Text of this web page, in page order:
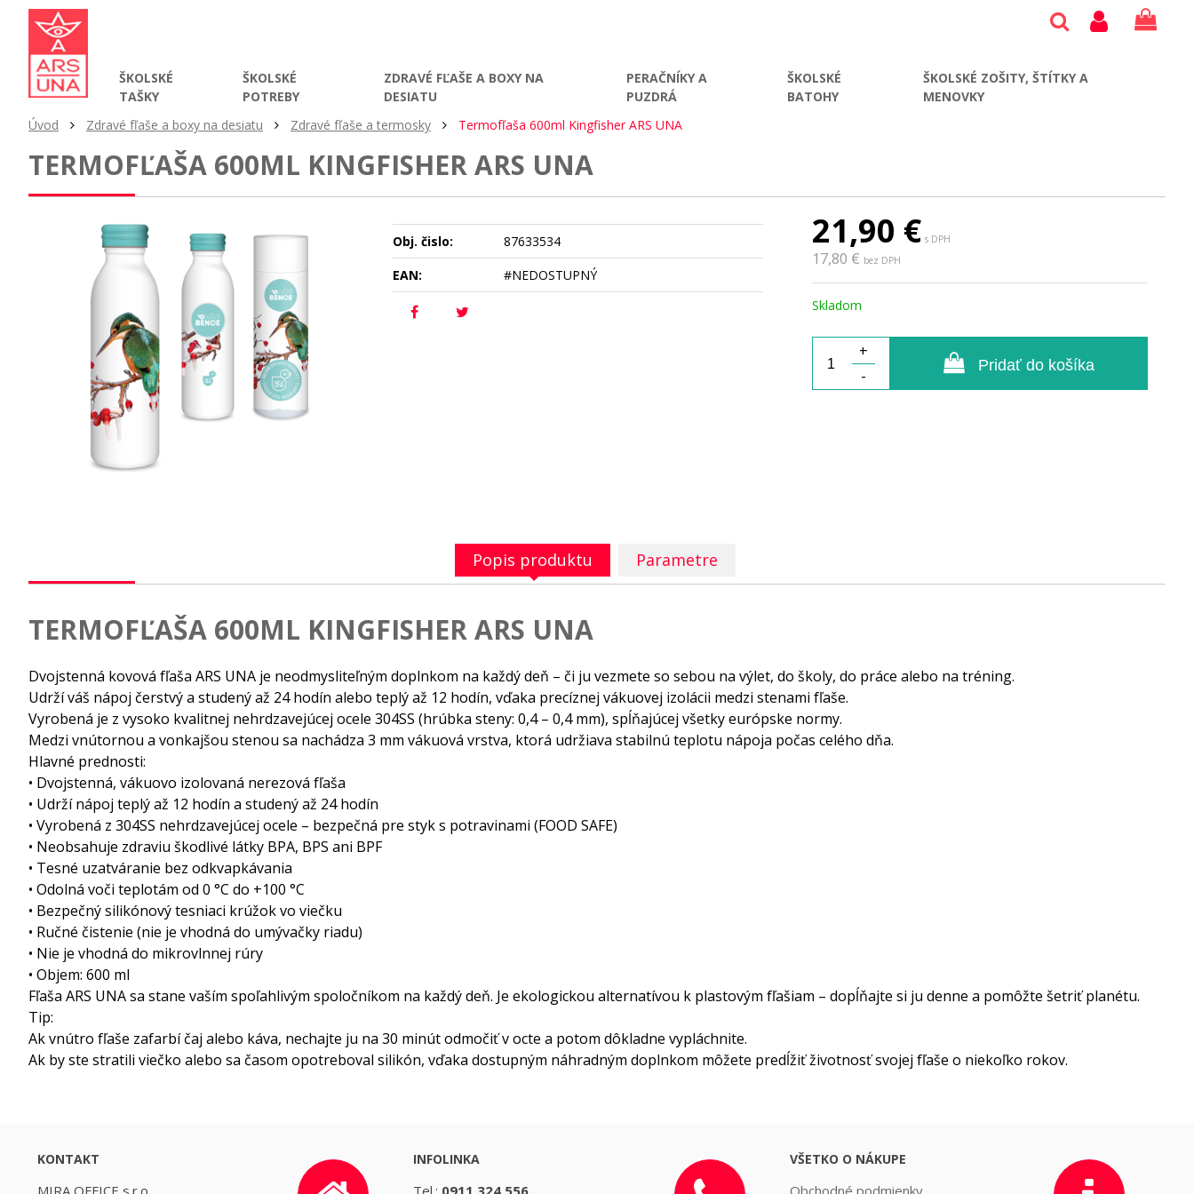
ŠKOLSKÉ
TAŠKY
ŠKOLSKÉ
POTREBY
ZDRAVÉ FĽAŠE A BOXY NA
DESIATU
PERAČNÍKY A
PUZDRÁ
ŠKOLSKÉ
BATOHY
ŠKOLSKÉ ZOŠITY, ŠTÍTKY A
MENOVKY
Úvod
Zdravé fľaše a boxy na desiatu Zdravé fľaše a termosky Termofľaša 600ml Kingfisher ARS UNA
TERMOFĽAŠA 600ML KINGFISHER ARS UNA
21,90 € s DPH
17,80 € bez DPH
Skladom
+
-
Pridať do košíka
Obj. čislo:
87633534
EAN:
#NEDOSTUPNÝ
Popis produktu Parametre
TERMOFĽAŠA 600ML KINGFISHER ARS UNA
Dvojstenná kovová fľaša ARS UNA je neodmysliteľným doplnkom na každý deň – či ju vezmete so sebou na výlet, do školy, do práce alebo na tréning.
Udrží váš nápoj čerstvý a studený až 24 hodín alebo teplý až 12 hodín, vďaka precíznej vákuovej izolácii medzi stenami fľaše.
Vyrobená je z vysoko kvalitnej nehrdzavejúcej ocele 304SS (hrúbka steny: 0,4 – 0,4 mm), spĺňajúcej všetky európske normy.
Medzi vnútornou a vonkajšou stenou sa nachádza 3 mm vákuová vrstva, ktorá udržiava stabilnú teplotu nápoja počas celého dňa.
Hlavné prednosti:
• Dvojstenná, vákuovo izolovaná nerezová fľaša
• Udrží nápoj teplý až 12 hodín a studený až 24 hodín
• Vyrobená z 304SS nehrdzavejúcej ocele – bezpečná pre styk s potravinami (FOOD SAFE)
• Neobsahuje zdraviu škodlivé látky BPA, BPS ani BPF
• Tesné uzatváranie bez odkvapkávania
• Odolná voči teplotám od 0 °C do +100 °C
• Bezpečný silikónový tesniaci krúžok vo viečku
• Ručné čistenie (nie je vhodná do umývačky riadu)
• Nie je vhodná do mikrovlnnej rúry
• Objem: 600 ml
Fľaša ARS UNA sa stane vaším spoľahlivým spoločníkom na každý deň. Je ekologickou alternatívou k plastovým fľašiam – dopĺňajte si ju denne a pomôžte šetriť planétu.
Tip:
Ak vnútro fľaše zafarbí čaj alebo káva, nechajte ju na 30 minút odmočiť v octe a potom dôkladne vypláchnite.
Ak by ste stratili viečko alebo sa časom opotreboval silikón, vďaka dostupným náhradným doplnkom môžete predĺžiť životnosť svojej fľaše o niekoľko rokov.
KONTAKT
MIRA OFFICE s.r.o.
INFOLINKA
Tel.: 0911 324 556
VŠETKO O NÁKUPE
Obchodné podmienky